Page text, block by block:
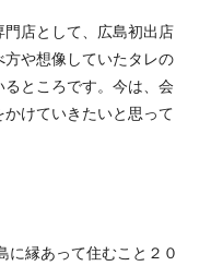
店として、広島初出店
や想像していたタレの
ところです。今は、会
けていきたいと思って
に縁あって住むこと２０